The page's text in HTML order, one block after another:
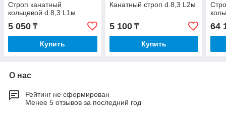
Строп канатный
кольцевой d.8,3 L1м
5 050 ₸
Купить
Канатный строп d.8,3 L2м
5 100₸
Купить
64
О нас
Рейтинг не сформирован
Менее 5 отзывов за последний год